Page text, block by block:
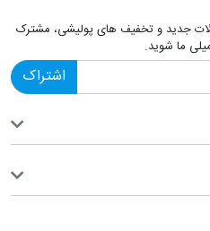
جدید و تخفیف های پولیشی، مشترک
ما شوید.
اشتراک